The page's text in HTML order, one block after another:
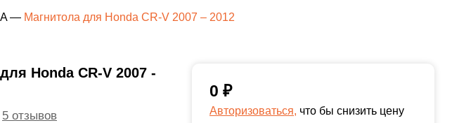
— Магнитола для Honda CR-V 2007 – 2012
Honda CR-V 2007 -
5 отзывов
0 ₽
Авторизоваться, что бы снизить цену